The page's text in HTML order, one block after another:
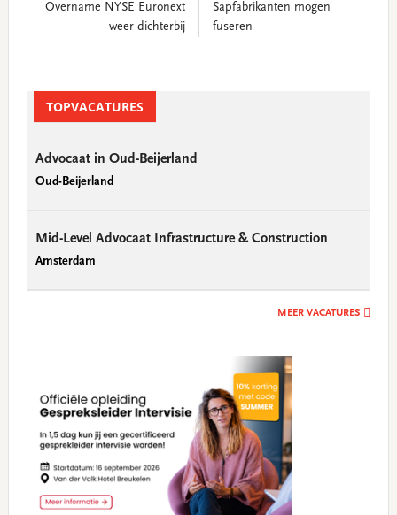
Overname NYSE Euronext
weer dichterbij
Sapfabrikanten mogen
fuseren
SidebarTOPVACATURES
Advocaat in Oud-Beijerland
Oud-Beijerland
Mid-Level Advocaat Infrastructure & Construction
Amsterdam
MEER VACATURES